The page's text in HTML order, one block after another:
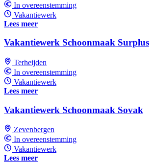
In overeenstemming
Vakantiewerk
Lees meer
Vakantiewerk Schoonmaak Surplus
Terheijden
In overeenstemming
Vakantiewerk
Lees meer
Vakantiewerk Schoonmaak Sovak
Zevenbergen
In overeenstemming
Vakantiewerk
Lees meer